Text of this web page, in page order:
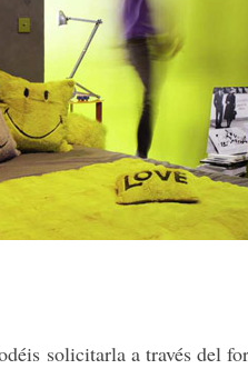
solicitarla a través del